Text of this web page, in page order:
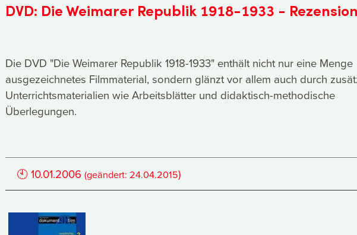
DVD: Die Weimarer Republik 1918-1933 -
Die DVD "Die Weimarer Republik 1918-1933" enthält nicht nur eine Menge
ausgezeichnetes Filmmaterial, sondern glänzt vor allem auch durch
Unterrichtsmaterialien wie Arbeitsblätter und didaktisch-methodische
Überlegungen.
🕙10.01.2006 (geändert:24.04.2015)